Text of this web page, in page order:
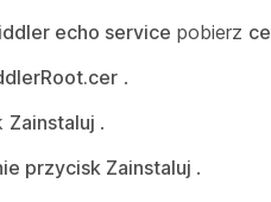
echo service pobierz
.
Zainstaluj .
przycisk Zainstaluj .